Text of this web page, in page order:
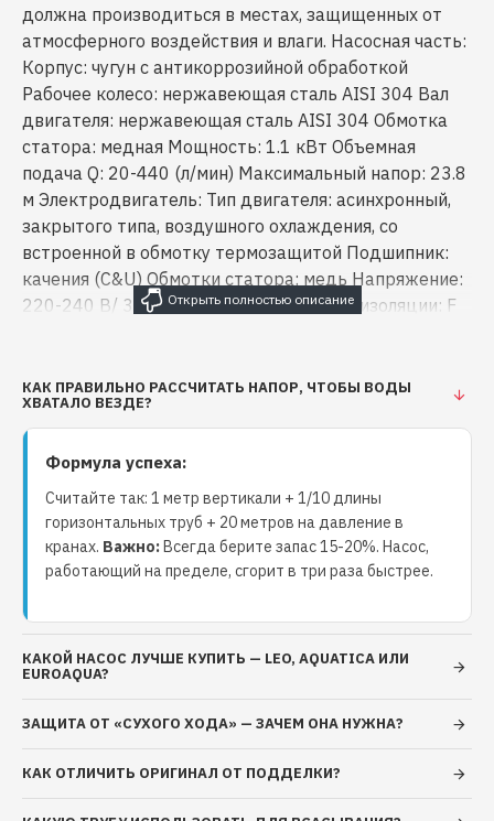
должна производиться в местах, защищенных от
атмосферного воздействия и влаги. Насосная часть:
Корпус: чугун с антикоррозийной обработкой
Рабочее колесо: нержавеющая сталь AISI 304 Вал
двигателя: нержавеющая сталь AISI 304 Обмотка
статора: медная Мощность: 1.1 кВт Объемная
подача Q: 20-440 (л/мин) Максимальный напор: 23.8
м Электродвигатель: Тип двигателя: асинхронный,
закрытого типа, воздушного охлаждения, со
встроенной в обмотку термозащитой Подшипник:
качения (C&U) Обмотки статора: медь Напряжение:
220-240 В/ 380 B Частота: 50 Гц Класс изоляции: F
окружающей среды: +40˚С Максимальная
температура перекачиваемой жидкости: +60˚С
Максимальная высота всасывания: до 7 м Только
для чистой воды без абразивосодержащих
примесей (песка, глины, извести и т.д.) Водородный
показатель воды (рН): 6,5 - 8,5 Общая
минерализация воды: не более 1500 г/м³ Срок
гарантийного обслуживания: 18 месяца.
КАК ПРАВИЛЬНО РАССЧИТАТЬ НАПОР, ЧТОБЫ ВОДЫ
ХВАТАЛО ВЕЗДЕ?
Формула успеха:
Считайте так: 1 метр вертикали + 1/10 длины
горизонтальных труб + 20 метров на давление в
кранах. Важно:Всегда берите запас 15-20%. Насос,
работающий на пределе, сгорит в три раза быстрее.
КАКОЙ НАСОС ЛУЧШЕ КУПИТЬ — LEO, AQUATICA ИЛИ
EUROAQUA?
ЗАЩИТА ОТ «СУХОГО ХОДА» — ЗАЧЕМ ОНА НУЖНА?
КАК ОТЛИЧИТЬ ОРИГИНАЛ ОТ ПОДДЕЛКИ?